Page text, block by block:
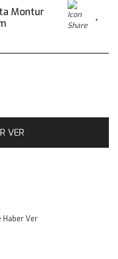
Montur
VER
Haber Ver